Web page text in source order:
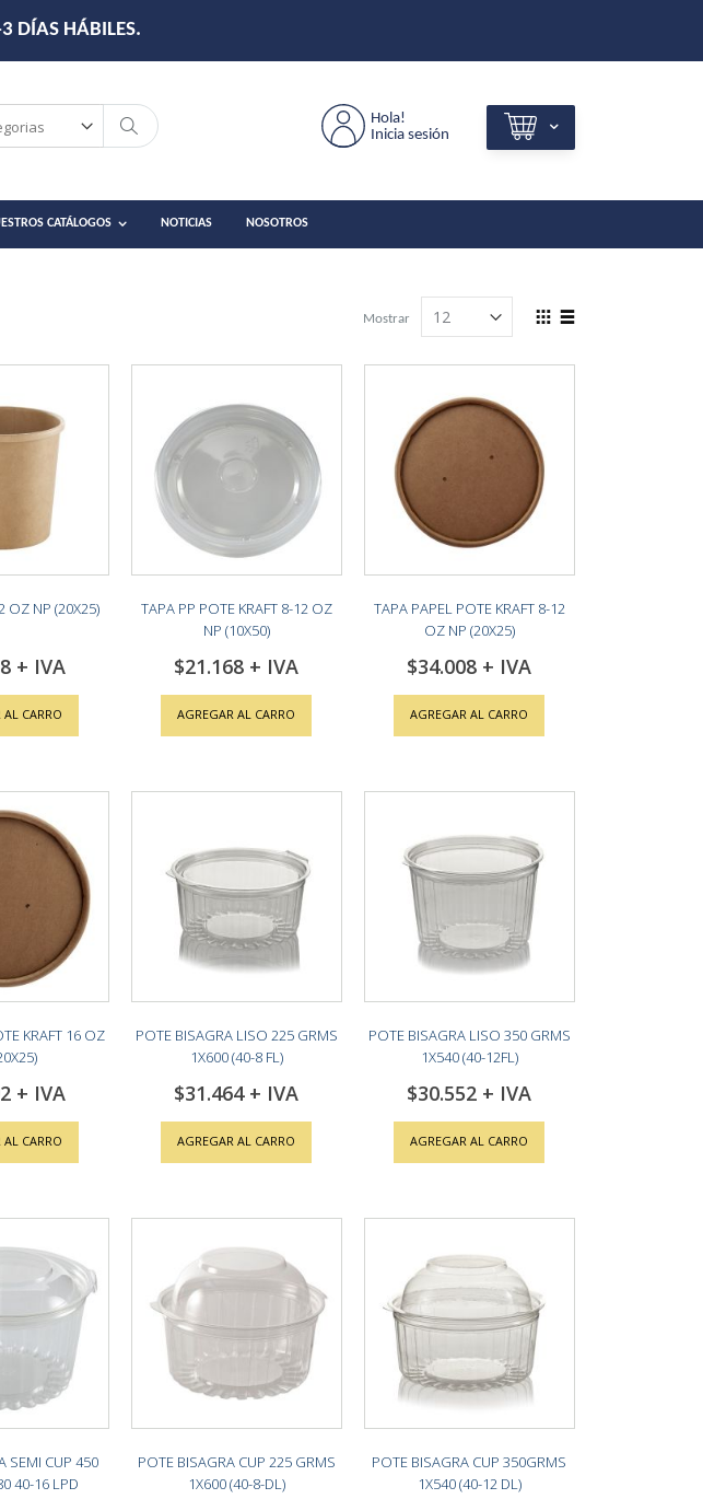
DÍAS HÁBILES.
Hola!
Inicia sesión
CATÁLOGOS NOTICIAS NOSOTROS
View
Mostrar
OZ NP (20X25)
AL CARRO
TAPA PP POTE KRAFT 8-12 OZ
NP (10X50)
$21.168
AGREGAR AL CARRO
TAPA PAPEL POTE KRAFT 8-12
OZ NP (20X25)
$34.008
AGREGAR AL CARRO
KRAFT 16 OZ
AL CARRO
POTE BISAGRA LISO 225 GRMS
1X600 (40-8 FL)
$31.464
AGREGAR AL CARRO
POTE BISAGRA LISO 350 GRMS
1X540 (40-12FL)
$30.552
AGREGAR AL CARRO
SEMI CUP 450
40-16 LPD
POTE BISAGRA CUP 225 GRMS
1X600 (40-8-DL)
POTE BISAGRA CUP 350GRMS
1X540 (40-12 DL)